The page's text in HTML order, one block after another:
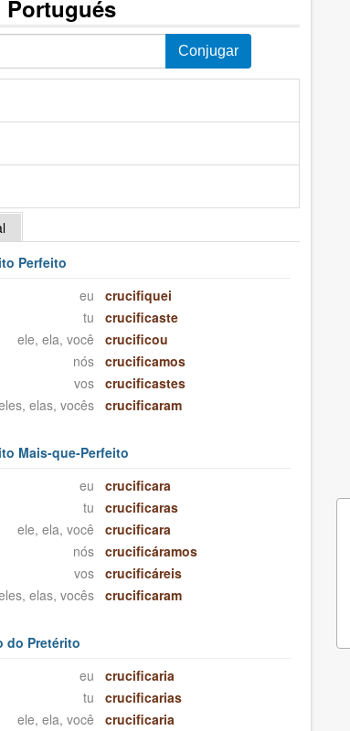
Perfeito
eu
crucifiquei
tu
crucificaste
ele, ela, você
crucificou
nós
crucificamos
vos
crucificastes
elas, vocês
crucificaram
Mais-que-Perfeito
eu
crucificara
tu
crucificaras
ele, ela, você
crucificara
nós
crucificáramos
vos
crucificáreis
elas, vocês
crucificaram
do Pretérito
eu
crucificaria
tu
crucificarias
ele, ela, você
crucificaria